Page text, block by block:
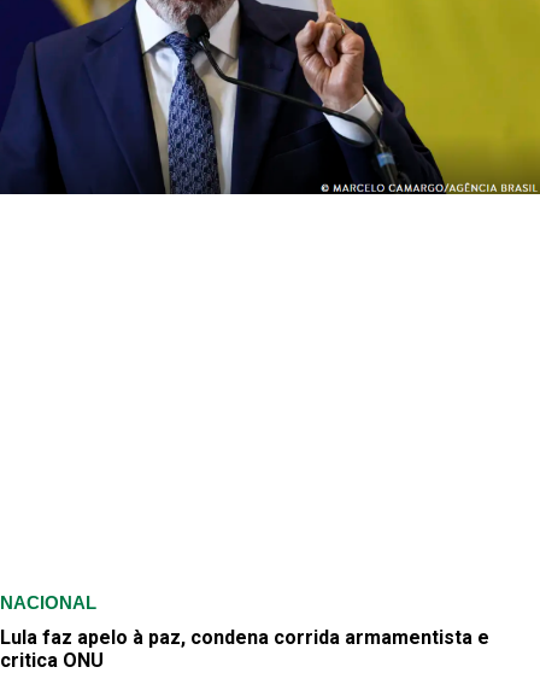
NACIONAL
Lula faz apelo à paz, condena corrida armamentista e
critica ONU